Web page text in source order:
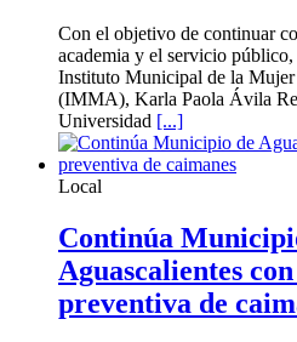
Con el objetivo de continuar
academia y el servicio
Instituto Municipal de la Mujer
(IMMA), Karla Paola Ávila
Universidad [...]
Local
Continúa
Aguascalientes
preventiva de